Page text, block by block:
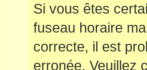
Si vous êtes
fuseau horaire
correcte, il est
erronée. Veuillez